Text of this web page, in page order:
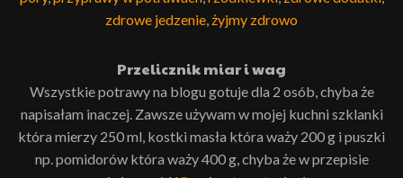
zdrowe jedzenie,żyjmy zdrowo
Przelicznik miar i wag
Wszystkie potrawy na blogu gotuje dla 2 osób, chyba że
napisałam inaczej. Zawsze używam w mojej kuchni szklanki
która mierzy 250 ml, kostki masła która waży 200 g i puszki
np. pomidorów która waży 400 g, chyba że w przepisie